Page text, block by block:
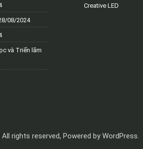
08/2024
và Triển lãm
Creative LED
rights reserved, Powered by WordPress.